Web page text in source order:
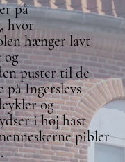
på
hvor
hænger lavt
og
puster til de
på Ingerslevs
og
i høj hast
pibler